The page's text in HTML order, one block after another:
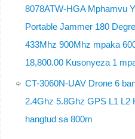
8078ATW-HGA Mphamvu
Portable Jammer 180
433Mhz 900Mhz mpaka
18,800.00 Kusonyeza 1
CT-3060N-UAV Drone 6
2.4Ghz 5.8Ghz GPS L1 L2
hangtud sa 800m